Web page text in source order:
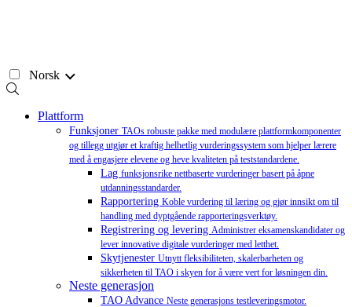
Norsk
Plattform
Funksjoner TAOs robuste pakke med modulære plattformkomponenter
og tillegg utgjør et kraftig helhetlig vurderingssystem som hjelper lærere
med å engasjere elevene og heve kvaliteten på teststandardene.
Lag funksjonsrike nettbaserte vurderinger basert på åpne
utdanningsstandarder.
Rapportering Koble vurdering til læring og gjør innsikt om til
handling med dyptgående rapporteringsverktøy.
Registrering og levering Administrer eksamenskandidater og
lever innovative digitale vurderinger med letthet.
Skytjenester Utnytt fleksibiliteten, skalerbarheten og
sikkerheten til TAO i skyen for å være vert for løsningen din.
Neste generasjon
TAO Advance Neste generasjons testleveringsmotor.